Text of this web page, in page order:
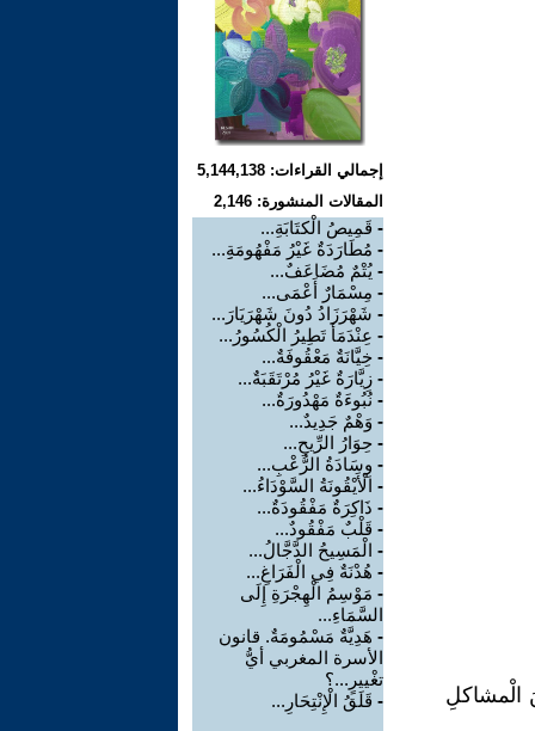
الْمشاكلِ
إجمالي القراءات: 5,144,138
المقالات المنشورة: 2,146
- قَمِيصُ الْكتَابَةِ...
- مُطَارَدَةٌ غَيْرُ مَفْهُومَةِِ...
- يُتْمٌ مُضَاعَفٌ...
- مِسْمَارٌ أَعْمَى...
- شَهْرَزَادُ دُونَ شَهْرَيَارَ...
- عِنْدَمَأ تَطِيرُ الْكُسُورُ...
- خِيَّانَةٌ مَعْقُوفَةٌ...
- زِيَّارَةٌ غَيْرُ مُرْتَقَبَةٌ...
- نُبُوءَةٌ مَهْدُورَةٌ...
- وَهْمٌ جَدِيدٌ...
- حِوَارُ الرِّيحِ...
- وِسَادَةُ الرُّعْبِ...
- الْأَيْقُونَةُ السَّوْدَاءُ...
- ذَاكِرَةٌ مَفْقُودَةٌ...
- قَلْبٌ مَفْقُودٌ...
- الْمَسِيحُ الدَّجَّالُ...
- هُدْنَةٌ فِي الْفَرَاغِ...
- مَوْسِمُ الْهِجْرَةِ إِلَى
السَّمَاءِ...
- هَدِيَّةٌ مَسْمُومَةٌ. قانون
الأسرة المغربي أيُّ
تغْييرٍ...؟
- قَلَقُ الْإِنْتِحَارِ...